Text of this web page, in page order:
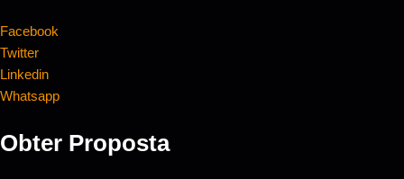
Facebook
Twitter
Linkedin
Whatsapp
Obter Proposta